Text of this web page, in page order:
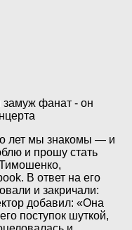
лет мы знакомы — и
и прошу стать
В ответ на его
и закричали:
добавил: «Она
поступок шуткой,